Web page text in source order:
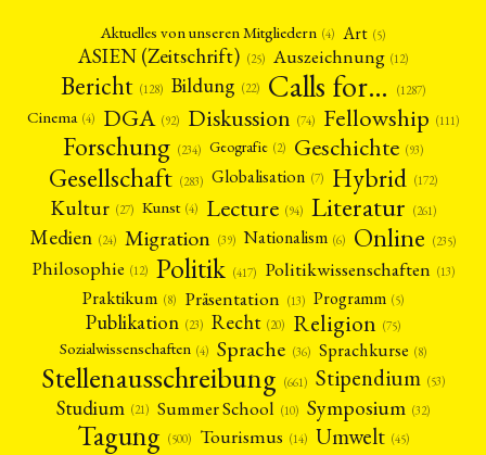
Aktuelles von unseren Mitgliedern (4) Art (5)
ASIEN (Zeitschrift) (25) Auszeichnung (12)
Bericht (128) Bildung (22) Calls for… (1287)
Cinema (4) DGA (92) Diskussion (74) Fellowship (111)
Forschung (234) Geografie (2) Geschichte (93)
Gesellschaft (283) Globalisation (7) Hybrid (172)
Kultur (27) Kunst (4) Lecture (94) Literatur (261)
Medien (24) Migration (39) Nationalism (6) Online (235)
Philosophie (12) Politik (417) Politikwissenschaften (13)
Praktikum (8) Präsentation (13) Programm (5)
Publikation (23) Recht (20) Religion (75)
Sozialwissenschaften (4) Sprache (36) Sprachkurse (8)
Stellenausschreibung (661) Stipendium (53)
Studium (21) Summer School (10) Symposium (32)
Tagung (500) Tourismus (14) Umwelt (45)